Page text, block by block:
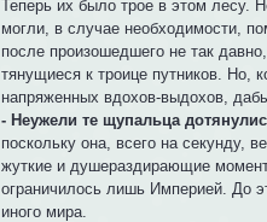
Теперь их было трое в этом лесу.
могли, в случае необходимости,
после произошедшего не так
тянущиеся к троице путников. Но,
напряженных вдохов-выдохов,
- Неужели те щупальца
поскольку она, всего на секунду,
жуткие и душераздирающие
ограничилось лишь Империей. До
иного мира.